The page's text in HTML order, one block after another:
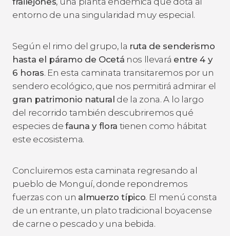
entorno de una singularidad muy especial.
Según el rimo del grupo, la ruta de senderismo
hasta el páramo de Ocetá nos llevará entre 4 y
6 horas. En esta caminata transitaremos por un
sendero ecológico, que nos permitirá admirar el
gran patrimonio natural de la zona. A lo largo
del recorrido también descubriremos qué
especies defauna y flora tienen como hábitat
este ecosistema.
Concluiremos esta caminata regresando al
pueblo de Monguí, donde repondremos
fuerzas con un almuerzo típico. El menú consta
de un entrante, un plato tradicional boyacense
de carne o pescado y una bebida.